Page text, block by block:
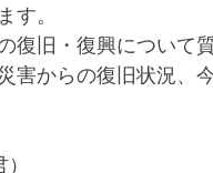
す。
旧・復興について
害からの復旧状況、